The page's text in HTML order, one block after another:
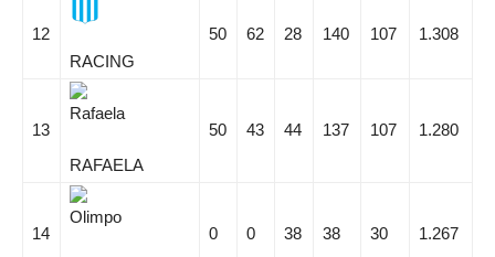
12
RACING
50 62 28 140 107 1.308
13
RAFAELA
50 43 44 137 107 1.280
14
0 0 38 38 30 1.267